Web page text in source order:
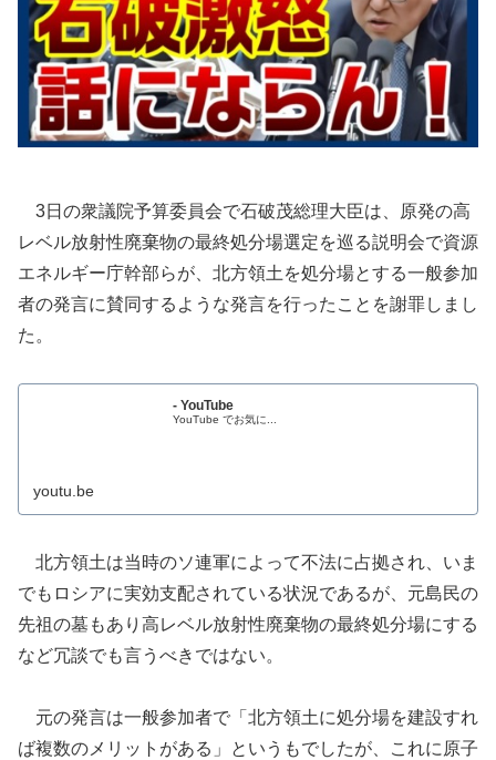
3日の衆議院予算委員会で石破茂総理大臣は、原発の高
レベル放射性廃棄物の最終処分場選定を巡る説明会で資源
エネルギー庁幹部らが、北方領土を処分場とする一般参加
者の発言に賛同するような発言を行ったことを謝罪しまし
た。
- YouTube
YouTube でお気に...
youtu.be
北方領土は当時のソ連軍によって不法に占拠され、いま
でもロシアに実効支配されている状況であるが、元島民の
先祖の墓もあり高レベル放射性廃棄物の最終処分場にする
など冗談でも言うべきではない。
元の発言は一般参加者で「北方領土に処分場を建設すれ
ば複数のメリットがある」というもでしたが、これに原子